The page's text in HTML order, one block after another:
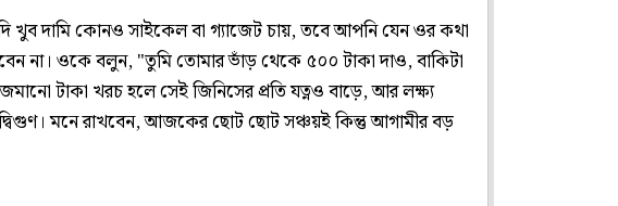
খুব দামি কোনও সাইকেল বা গ্যাজেট চায়, তবে আপনি যেন ওর কথা
না। ওকে বলুন, "তুমি তোমার ভাঁড় থেকে ৫০০ টাকা দাও, বাকিটা
টাকা খরচ হলে সেই জিনিসের প্রতি যত্নও বাড়ে, আর লক্ষ্য
মনে রাখবেন, আজকের ছোট ছোট সঞ্চয়ই কিন্তু আগামীর বড়